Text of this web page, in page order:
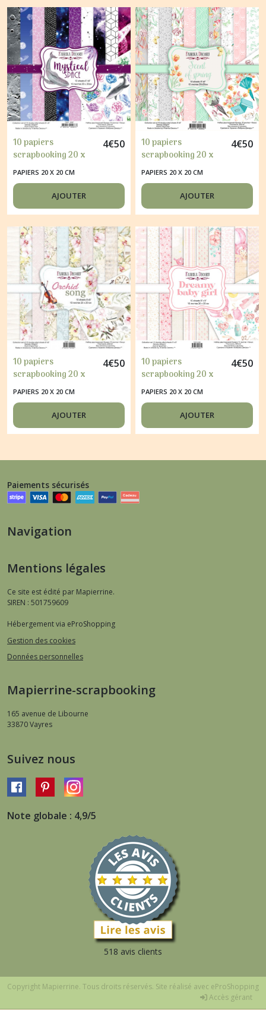
10 papiers
scrapbooking 20 x
20 cm FABRIKA
DECORU MYSTICAL
SPACE
4€50
PAPIERS 20 X 20 CM
AJOUTER
10 papiers
scrapbooking 20 x
20 cm FABRIKA
DECORU SCENT OF
SPRING
4€50
PAPIERS 20 X 20 CM
AJOUTER
10 papiers
scrapbooking 20 x
20 cm FABRIKA
DECORU ORCHID
SONG
4€50
PAPIERS 20 X 20 CM
AJOUTER
10 papiers
scrapbooking 20 x
20 cm FABRIKA
DECORU DREAMY
BABY GIRL
4€50
PAPIERS 20 X 20 CM
AJOUTER
Paiements sécurisés
Navigation
Mentions légales
Ce site est édité par Mapierrine.
SIREN : 501759609
Hébergement via eProShopping
Gestion des cookies
Données personnelles
Mapierrine-scrapbooking
165 avenue de Libourne
33870Vayres
Suivez nous
Note globale : 4,9/5
518 avis clients
Copyright Mapierrine. Tous droits réservés. Site réalisé avec eProShopping
Accès gérant